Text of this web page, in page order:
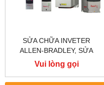
SỬA CHỮA INVETER
ALLEN-BRADLEY, SỬA
CHỮA ALLEN-BRADLEY
POWER FLEX 755
Vui lòng gọi